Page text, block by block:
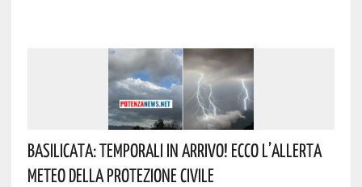
Basilicata: Temporali In Arrivo! Ecco L’allerta
Meteo Della Protezione Civile